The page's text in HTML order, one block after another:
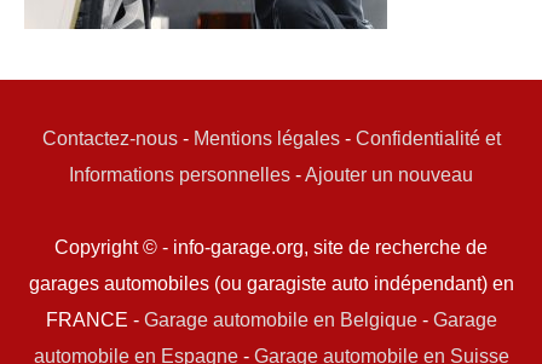
Contactez-nous- Mentions légales- Confidentialité et
Informations personnelles - Ajouter un nouveau
Copyright © - info-garage.org, site de recherche de
garages automobiles (ou garagiste auto indépendant) en
FRANCE - Garage automobile en Belgique- Garage
automobile en Espagne- Garage automobile en Suisse